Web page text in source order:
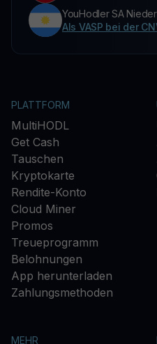
YouHodler SA
Als VASP bei der
PLATTFORM
MultiHODL
Get Cash
Tauschen
Kryptokarte
Rendite-Konto
Cloud Miner
Promos
Treueprogramm
Belohnungen
App herunterladen
Zahlungsmethoden
MEHR